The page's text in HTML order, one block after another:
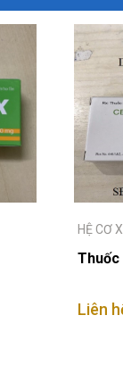
HỆ CƠ
Thuốc
Liên